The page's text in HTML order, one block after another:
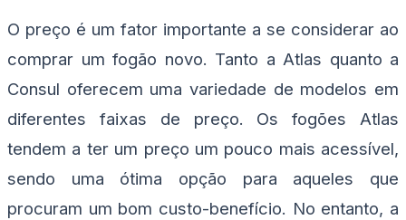
O preço é um fator importante a se considerar ao
comprar um fogão novo. Tanto a Atlas quanto a
Consul oferecem uma variedade de modelos em
diferentes faixas de preço. Os fogões Atlas
tendem a ter um preço um pouco mais acessível,
sendo uma ótima opção para aqueles que
procuram um bom custo-benefício. No entanto, a